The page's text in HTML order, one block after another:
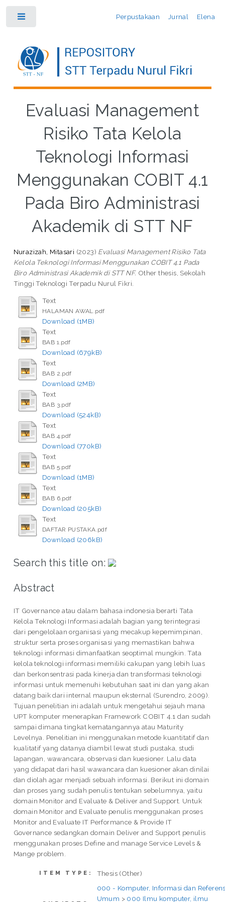
Perpustakaan Jurnal Elena
Evaluasi Management
Risiko Tata Kelola
Teknologi Informasi
Menggunakan COBIT 4.1
Pada Biro Administrasi
Akademik di STT NF
Nurazizah, Mitasari (2023) Evaluasi Management Risiko Tata
Kelola Teknologi Informasi Menggunakan COBIT 4.1 Pada
Biro Administrasi Akademik di STT NF. Other thesis, Sekolah
Tinggi Teknologi Terpadu Nurul Fikri.
Text
HALAMAN AWAL.pdf
Download (1MB)
Text
BAB 1.pdf
Download (679kB)
Text
BAB 2.pdf
Download (2MB)
Text
BAB 3.pdf
Download (524kB)
Text
BAB 4.pdf
Download (770kB)
Text
BAB 5.pdf
Download (1MB)
Text
BAB 6.pdf
Download (205kB)
Text
DAFTAR PUSTAKA.pdf
Download (206kB)
Search this title on:
Abstract
IT Governance atau dalam bahasa indonesia berarti Tata
Kelola Teknologi Informasi adalah bagian yang terintegrasi
dari pengelolaan organisasi yang mecakup kepemimpinan,
struktur serta proses organisasi yang memastikan bahwa
teknologi informasi dimanfaatkan seoptimal mungkin. Tata
kelola teknologi informasi memiliki cakupan yang lebih luas
dan berkonsentrasi pada kinerja dan transformasi teknologi
informasi untuk memenuhi kebutuhan saat ini dan yang akan
datang baik dari internal maupun eksternal (Surendro, 2009).
Tujuan penelitian ini adalah untuk mengetahui sejauh mana
UPT komputer menerapkan Framework COBIT 4.1 dan sudah
sampai dimana tingkat kematangannya atau Maturity
Levelnya. Penelitian ini menggunakan metode kuantitatif dan
kualitatif yang datanya diambil lewat studi pustaka, studi
lapangan, wawancara, observasi dan kuesioner. Lalu data
yang didapat dari hasil wawancara dan kuesioner akan dinilai
dan diolah agar menjadi sebuah informasi. Berikut ini domain
dan proses yang sudah penulis tentukan sebelumnya, yaitu
domain Monitor and Evaluate & Deliver and Support. Untuk
domain Monitor and Evaluate penulis menggunakan proses
Monitor and Evaluate IT Performance & Provide IT
Governance sedangkan domain Deliver and Support penulis
menggunakan proses Define and manage Service Levels &
Mange problem.
ITEM TYPE: Thesis (Other)
000 - Komputer, Informasi dan
Umum > 000 Ilmu komputer, ilmu